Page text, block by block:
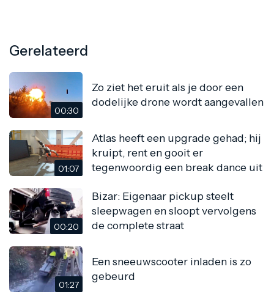
Gerelateerd
00:30
Zo ziet het eruit als je door een
dodelijke drone wordt aangevallen
01:07
Atlas heeft een upgrade gehad; hij
kruipt, rent en gooit er
tegenwoordig een break dance uit
00:20
Bizar: Eigenaar pickup steelt
sleepwagen en sloopt vervolgens
de complete straat
01:27
Een sneeuwscooter inladen is zo
gebeurd